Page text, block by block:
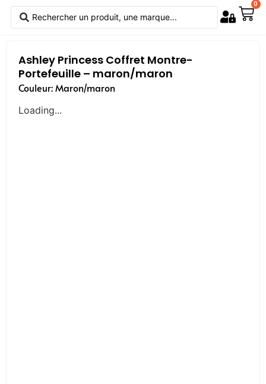
0
Ashley Princess Coffret Montre-
Portefeuille – maron/maron
Couleur: Maron/maron
Loading...